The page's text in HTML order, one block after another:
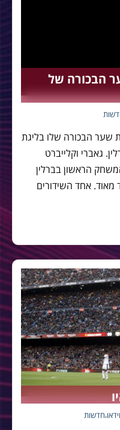
הבכורה של
את שער הבכורה שלו בליגת
הרטה ברלין. גאברי וקלייברט
הראשון בברלין
כבד מאוד. אחד השידורים
וידאו,חדשות